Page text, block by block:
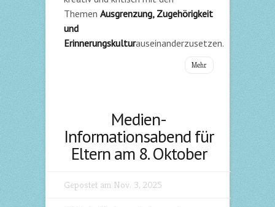
Themen Ausgrenzung, Zugehörigkeit
und
Erinnerungskulturauseinanderzusetzen.
Mehr
Medien-
Informationsabend für
Eltern am 8. Oktober
Gepostet am Nov. 3, 2025